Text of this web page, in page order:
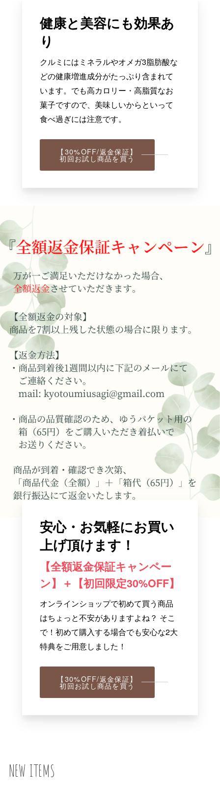
健康と美容にも効果あ
り
クルミにはミネラルやオメガ3脂肪酸な
どの健康増進成分がたっぷり含まれて
います。でも高カロリー・高脂質なお
菓子ですので、美味しいからといって
食べ過ぎには注意です。
【30%OFF/返金保証】
初回お試し商品を買う
安心・お気軽にお買い
上げ頂けます！
【全額返金保証キャンペー
ン】＋【初回限定30%OFF】
オンラインショップで初めて買う商品
はちょっと不安がありますよね？ そこ
で！初めて購入する場合でも安心な2大
特典をご用意しました！
【30%OFF/返金保証】
初回お試し商品を買う
NEW ITEMS